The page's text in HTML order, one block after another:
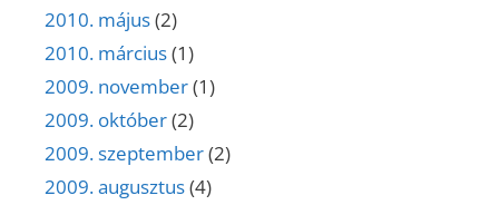
2010. május(2)
2010. március(1)
2009. november(1)
2009. október(2)
2009. szeptember(2)
2009. augusztus(4)